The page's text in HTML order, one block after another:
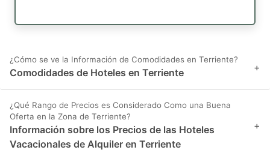
¿Cómo se ve la Información de Comodidades en Terriente?
Comodidades de Hoteles en Terriente +
¿Qué Rango de Precios es Considerado Como una Buena
Oferta en la Zona de Terriente?
Información sobre los Precios de las Hoteles
Vacacionales de Alquiler en Terriente
+